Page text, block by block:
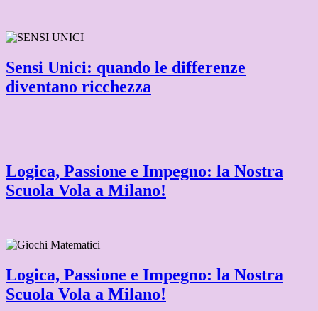
Sensi Unici: quando le differenze
diventano ricchezza
Logica, Passione e Impegno: la Nostra
Scuola Vola a Milano!
Logica, Passione e Impegno: la Nostra
Scuola Vola a Milano!